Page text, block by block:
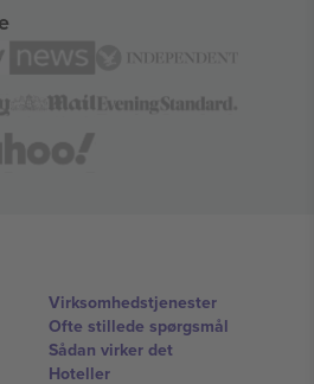
Virksomhedstjenester
Ofte stillede spørgsmål
Sådan virker det
Hoteller